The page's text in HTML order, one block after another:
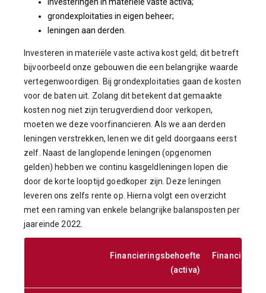
investeringen in materiële vaste activa;
grondexploitaties in eigen beheer;
leningen aan derden.
Investeren in materiële vaste activa kost geld; dit betreft
bijvoorbeeld onze gebouwen die een belangrijke waarde
vertegenwoordigen. Bij grondexploitaties gaan de kosten
voor de baten uit. Zolang dit betekent dat gemaakte
kosten nog niet zijn terugverdiend door verkopen,
moeten we deze voorfinancieren. Als we aan derden
leningen verstrekken, lenen we dit geld doorgaans eerst
zelf. Naast de langlopende leningen (opgenomen
gelden) hebben we continu kasgeldleningen lopen die
door de korte looptijd goedkoper zijn. Deze leningen
leveren ons zelfs rente op. Hierna volgt een overzicht
met een raming van enkele belangrijke balansposten per
jaareinde 2022.
Financieringsbehoefte
(activa)